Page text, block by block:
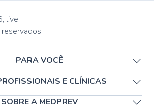
, live
PARA VOCÊ
E CLÍNICAS
SOBRE A MEDPREV